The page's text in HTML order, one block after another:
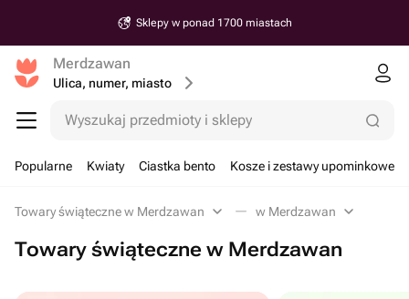
Sklepy w ponad 1700 miastach
Merdzawan
Ulica, numer, miasto
Wyszukaj przedmioty i sklepy
Popularne Kwiaty Ciastka bento Kosze i zestawy upominkowe
Towary świąteczne w Merdzawan w Merdzawan
Towary świąteczne w Merdzawan